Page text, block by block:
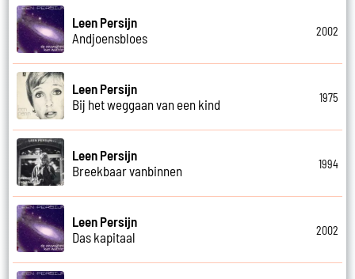
Leen Persijn
Andjoensbloes
2002
Leen Persijn
Bij het weggaan van een kind
1975
Leen Persijn
Breekbaar vanbinnen
1994
Leen Persijn
Das kapitaal
2002